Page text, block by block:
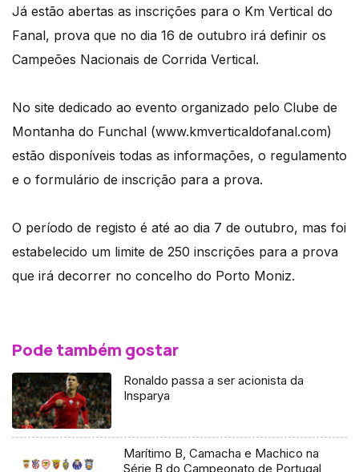
Já estão abertas as inscrições para o Km Vertical do
Fanal, prova que no dia 16 de outubro irá definir os
Campeões Nacionais de Corrida Vertical.
No site dedicado ao evento organizado pelo Clube de
Montanha do Funchal (www.kmverticaldofanal.com)
estão disponíveis todas as informações, o regulamento
e o formulário de inscrição para a prova.
O período de registo é até ao dia 7 de outubro, mas foi
estabelecido um limite de 250 inscrições para a prova
que irá decorrer no concelho do Porto Moniz.
Pode também gostar
Ronaldo passa a ser acionista da
Insparya
Marítimo B, Camacha e Machico na
Série B do Campeonato de Portugal